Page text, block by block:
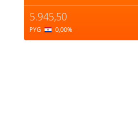
5.945,50
PYG 0,00%